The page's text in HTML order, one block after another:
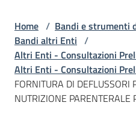
L'Agenzia
Home / Bandi e strumenti
Bandi altri Enti /
Altri Enti - Consultazioni
Altri Enti - Consultazioni
FORNITURA DI DEFLUSSORI
NUTRIZIONE